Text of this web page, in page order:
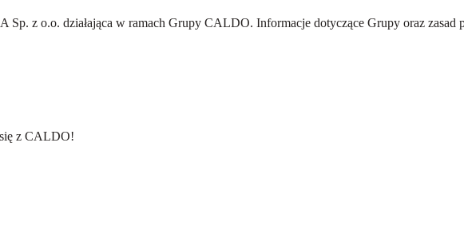
Sp. z o.o. działająca w ramach Grupy CALDO. Informacje dotyczące Grupy oraz zasad
z CALDO!